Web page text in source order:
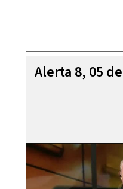
Alerta 8, 05